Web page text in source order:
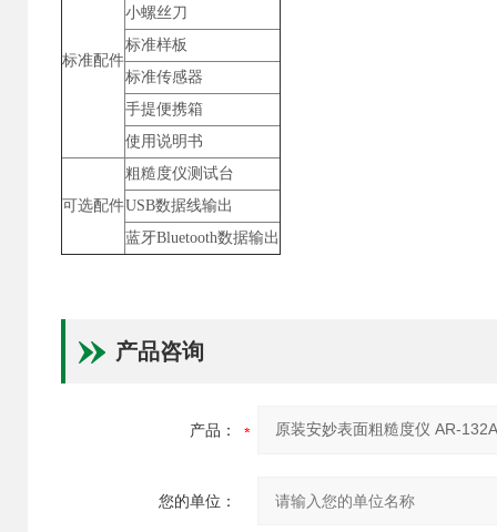
标准配件
小螺丝刀
标准样板
标准传感器
手提便携箱
使用说明书
可选配件
粗糙度仪测试台
USB数据线输出
蓝牙Bluetooth数据输出
产品咨询
产品：
您的单位：